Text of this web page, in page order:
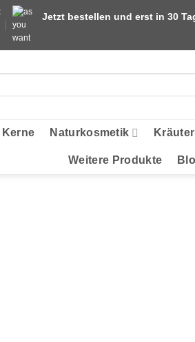
Jetzt bestellen und erst in 30
Kerne Naturkosmetik
Weitere Produkte